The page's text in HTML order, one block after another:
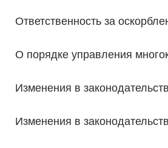
Ответственность за
О порядке управления
Изменения в
Изменения в